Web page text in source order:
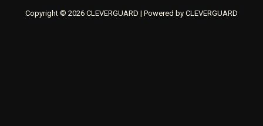
Copyright © 2026 CLEVERGUARD | Powered by CLEVERGUARD